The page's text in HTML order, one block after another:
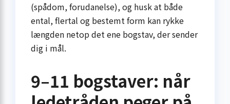
(spådom, forudanelse), og husk at både
ental, flertal og bestemt form kan rykke
længden netop det ene bogstav, der sender
dig i mål.
9–11 bogstaver: når